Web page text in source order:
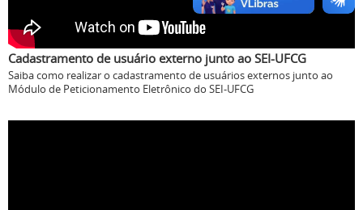
Cadastramento de usuário externo junto ao SEI-UFCG
Saiba como realizar o cadastramento de usuários externos junto ao
Módulo de Peticionamento Eletrônico do SEI-UFCG